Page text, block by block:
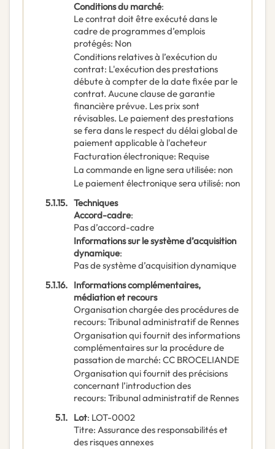
Conditions du marché:
Le contrat doit être exécuté dans le
cadre de programmes d’emplois
protégés: Non
Conditions relatives à l’exécution du
contrat: L'exécution des prestations
débute à compter de la date fixée par le
contrat. Aucune clause de garantie
financière prévue. Les prix sont
révisables. Le paiement des prestations
se fera dans le respect du délai global de
paiement applicable à l'acheteur
Facturation électronique: Requise
La commande en ligne sera utilisée: non
Le paiement électronique sera utilisé: non
5.1.15. Techniques
Accord-cadre:
Pas d’accord-cadre
Informations sur le système d’acquisition
dynamique:
Pas de système d’acquisition dynamique
5.1.16. Informations complémentaires,
médiation et recours
Organisation chargée des procédures de
recours: Tribunal administratif de Rennes
Organisation qui fournit des informations
complémentaires sur la procédure de
passation de marché: CC BROCELIANDE
Organisation qui fournit des précisions
concernant l’introduction des
recours: Tribunal administratif de Rennes
5.1. Lot: LOT-0002
Titre: Assurance des responsabilités et
des risques annexes